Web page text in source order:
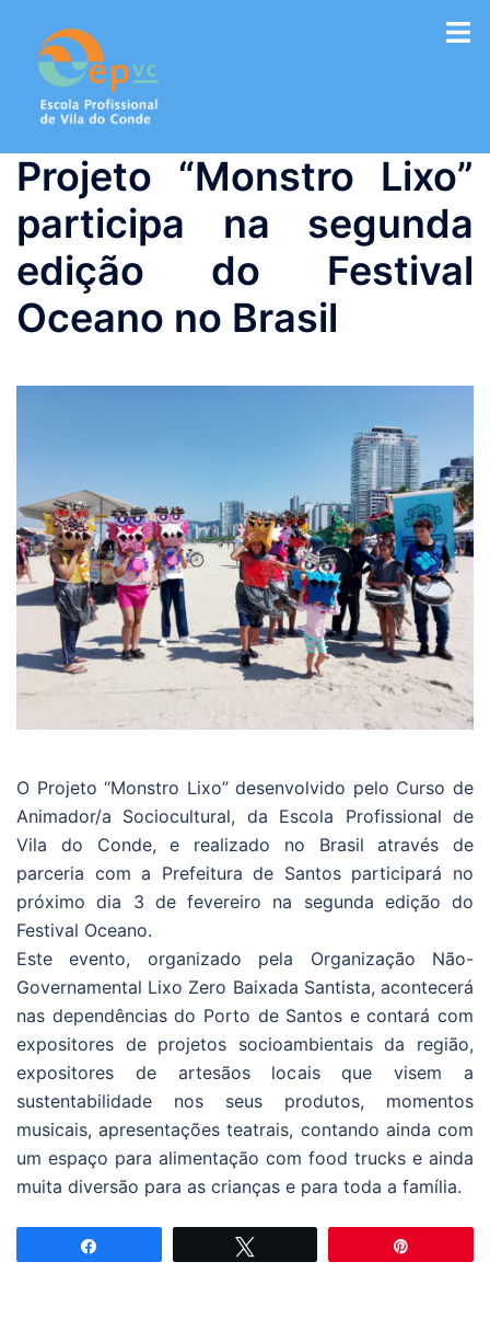
conteúdo
Projeto “Monstro Lixo”
participa na segunda
edição do Festival
Oceano no Brasil
O Projeto “Monstro Lixo” desenvolvido pelo Curso de
Animador/a Sociocultural, da Escola Profissional de
Vila do Conde, e realizado no Brasil através de
parceria com a Prefeitura de Santos participará no
próximo dia 3 de fevereiro na segunda edição do
Festival Oceano.
Este evento, organizado pela Organização Não-
Governamental Lixo Zero Baixada Santista, acontecerá
nas dependências do Porto de Santos e contará com
expositores de projetos socioambientais da região,
expositores de artesãos locais que visem a
sustentabilidade nos seus produtos, momentos
musicais, apresentações teatrais, contando ainda com
um espaço para alimentação com food trucks e ainda
muita diversão para as crianças e para toda a família.